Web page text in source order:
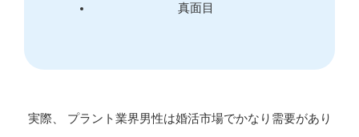
真面目
実際、 プラント業界男性は婚活市場でかなり需要があり